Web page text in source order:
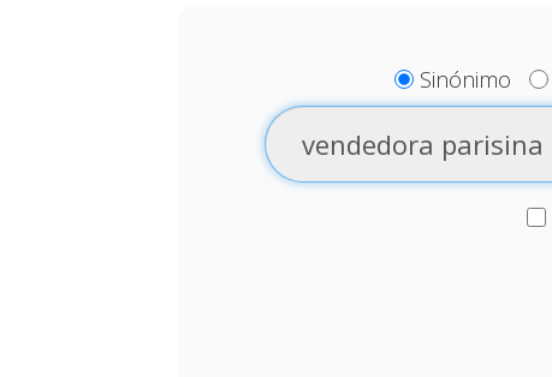
Sinónimo